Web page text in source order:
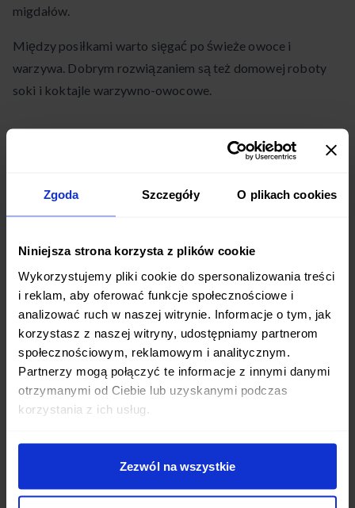
Zgoda Szczegóły O plikach cookies
Niniejsza strona korzysta z plików cookie
Wykorzystujemy pliki cookie do spersonalizowania treści
i reklam, aby oferować funkcje społecznościowe i
analizować ruch w naszej witrynie. Informacje o tym, jak
korzystasz z naszej witryny, udostępniamy partnerom
społecznościowym, reklamowym i analitycznym.
Partnerzy mogą połączyć te informacje z innymi danymi
otrzymanymi od Ciebie lub uzyskanymi podczas
korzystania z ich usług.
Zezwól na wszystkie
migdałów.
Między posiłkami warto sięgać po świeże owoce i
warzywa. Dobrym rozwiązaniem są też domowej roboty
soki i koktajle warzywno-owocowe.
Dodatkowe wskazówki i zalecenia
obniżyć ciśnienie tętnicze. Konieczna jest także
modyfikacja innych aspektów stylu życia.
Znaczenie aktywności fizycznej
Regularne ćwiczenia pomagają obniżyć ciśnienie krwi i
utrzymać prawidłową masę ciała. Zaleca się co najmniej
150 minut umiarkowanego lub 75 minut intensywnego
wysiłku tygodniowo. Najlepiej sprawdzają się ćwiczenia
wytrzymałościowe, jak marsz, bieganie, jazda na rowerze
czy pływanie.
Suplementy diety i ich rola
Niektóre suplementy diety mogą wspierać leczenie
nadciśnienia tętniczego. Należą do nich: